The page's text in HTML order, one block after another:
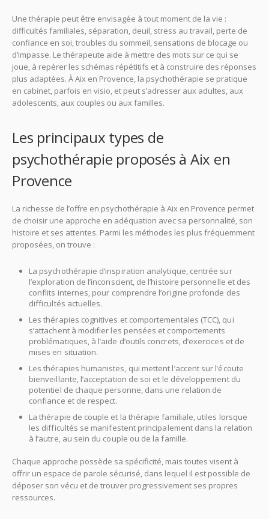
Une thérapie peut être envisagée à tout moment de la vie :
difficultés familiales, séparation, deuil, stress au travail, perte de
confiance en soi, troubles du sommeil, sensations de blocage ou
d’impasse. Le thérapeute aide à mettre des mots sur ce qui se
joue, à repérer les schémas répétitifs et à construire des réponses
plus adaptées. À Aix en Provence, la psychothérapie se pratique
en cabinet, parfois en visio, et peut s’adresser aux adultes, aux
adolescents, aux couples ou aux familles.
Les principaux types de
psychothérapie proposés à Aix en
Provence
La richesse de l’offre en psychothérapie à Aix en Provence permet
de choisir une approche en adéquation avec sa personnalité, son
histoire et ses attentes. Parmi les méthodes les plus fréquemment
proposées, on trouve :
La psychothérapie d’inspiration analytique, centrée sur
l’exploration de l’inconscient, de l’histoire personnelle et des
conflits internes, pour comprendre l’origine profonde des
difficultés actuelles.
Les thérapies cognitives et comportementales (TCC), qui
s’attachent à modifier les pensées et comportements
problématiques, à l’aide d’outils concrets, d’exercices et de
mises en situation.
Les thérapies humanistes, qui mettent l’accent sur l’écoute
bienveillante, l’acceptation de soi et le développement du
potentiel de chaque personne, dans une relation de
confiance et de respect.
La thérapie de couple et la thérapie familiale, utiles lorsque
les difficultés se manifestent principalement dans la relation
à l’autre, au sein du couple ou de la famille.
Chaque approche possède sa spécificité, mais toutes visent à
offrir un espace de parole sécurisé, dans lequel il est possible de
déposer son vécu et de trouver progressivement ses propres
ressources.